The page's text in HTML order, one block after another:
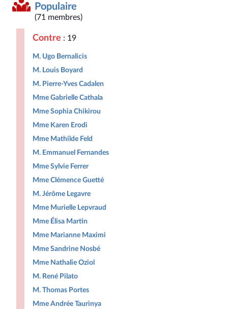
Populaire
(71 membres)
Contre : 19
M. Ugo Bernalicis
M. Louis Boyard
M. Pierre-Yves Cadalen
Mme Gabrielle Cathala
Mme Sophia Chikirou
Mme Karen Erodi
Mme Mathilde Feld
M. Emmanuel Fernandes
Mme Sylvie Ferrer
Mme Clémence Guetté
M. Jérôme Legavre
Mme Murielle Lepvraud
Mme Élisa Martin
Mme Marianne Maximi
Mme Sandrine Nosbé
Mme Nathalie Oziol
M. René Pilato
M. Thomas Portes
Mme Andrée Taurinya